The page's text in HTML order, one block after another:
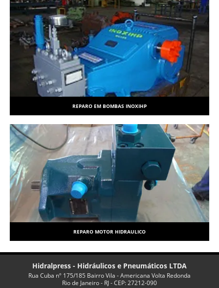
REPARO EM BOMBAS INOXIHP
REPARO MOTOR HIDRAULICO
Hidralpress - Hidráulicos e Pneumáticos LTDA
Rua Cuba nº 175/185 Bairro Vila - Americana Volta Redonda
Rio de Janeiro - RJ - CEP: 27212-090